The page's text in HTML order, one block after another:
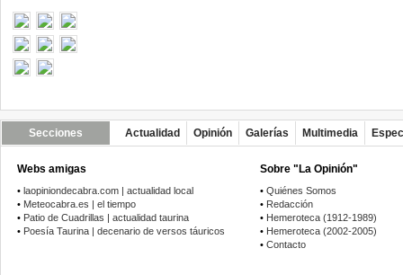
Secciones Actualidad Opinión Galerías Multimedia
Webs amigas
• laopiniondecabra.com | actualidad local
• Meteocabra.es | el tiempo
• Patio de Cuadrillas | actualidad taurina
• Poesía Taurina | decenario de versos táuricos
Sobre "La Opinión"
• Quiénes Somos
• Redacción
• Hemeroteca (1912-1989)
• Hemeroteca (2002-2005)
• Contacto